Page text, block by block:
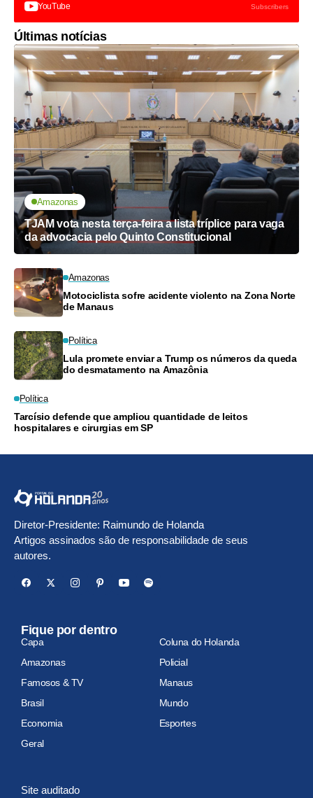
YouTube Subscribers
Últimas notícias
Amazonas
TJAM vota nesta terça-feira a lista tríplice para vaga
da advocacia pelo Quinto Constitucional
Amazonas
Motociclista sofre acidente violento na Zona Norte
de Manaus
Política
Lula promete enviar a Trump os números da queda
do desmatamento na Amazônia
Política
Tarcísio defende que ampliou quantidade de leitos
hospitalares e cirurgias em SP
Diretor-Presidente: Raimundo de Holanda
Artigos assinados são de responsabilidade de seus
autores.
Fique por dentro
Capa
Coluna do Holanda
Amazonas
Policial
Famosos & TV
Manaus
Brasil
Mundo
Economia
Esportes
Geral
Site auditado